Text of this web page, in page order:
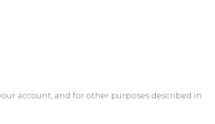
account, and for other purposes described in